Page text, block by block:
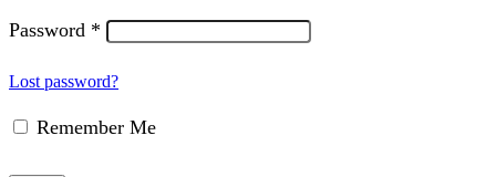
Password *
Lost password?
Remember Me